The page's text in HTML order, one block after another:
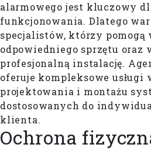
alarmowego jest kluczowy
funkcjonowania. Dlatego
specjalistów, którzy pomogą
odpowiedniego sprzętu oraz
profesjonalną instalację.
oferuje kompleksowe usługi
projektowania i montażu
dostosowanych do
klienta.
Ochrona